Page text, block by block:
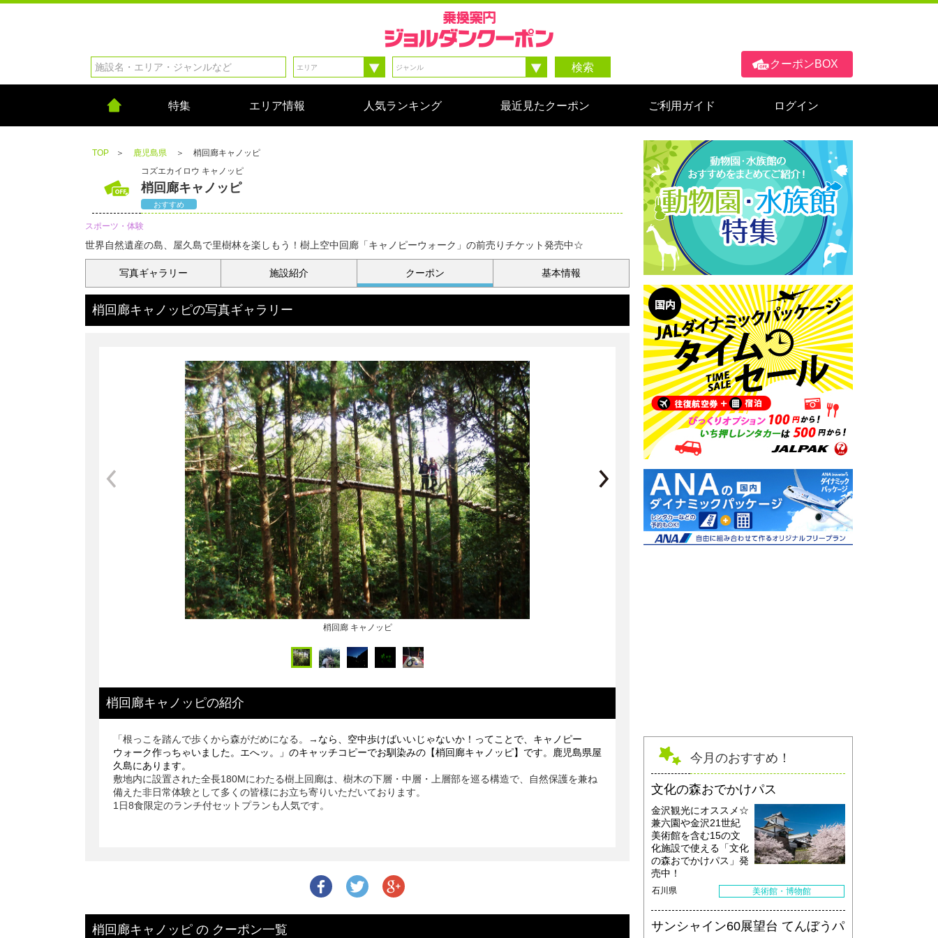
クーポンBOX
検索
特集 エリア情報 人気ランキング 最近見たクーポン ご利用ガイド ログイン
TOP ＞ 鹿児島県 ＞
梢回廊キャノッピ
コズエカイロウ キャノッピ
梢回廊キャノッピ
おすすめ
スポーツ・体験
世界自然遺産の島、屋久島で里樹林を楽しもう！樹上空中回廊「キャノピーウォーク」の前売りチケット発売中☆
写真ギャラリー 施設紹介 クーポン 基本情報
梢回廊キャノッピの写真ギャラリー
梢回廊 キャノッピ
梢回廊キャノッピの紹介
「根っこを踏んで歩くから森がだめになる。→ なら、空中歩けばいいじゃないか！ってことで、キャノピー
ウォーク作っちゃいました。エへッ。」のキャッチコピーでお馴染みの【梢回廊キャノッピ】です。鹿児島県屋
久島にあります。
敷地内に設置された全長180Mにわたる樹上回廊は、樹木の下層・中層・上層部を巡る構造で、自然保護を兼ね
備えた非日常体験として多くの皆様にお立ち寄りいただいております。
1日8食限定のランチ付セットプランも人気です。
梢回廊キャノッピ の クーポン一覧
今月のおすすめ！
文化の森おでかけパス
金沢観光にオススメ☆
兼六園や金沢21世紀
美術館を含む15の文
化施設で使える「文化
の森おでかけパス」発
売中！
石川県 美術館・博物館
サンシャイン60展望台 てんぼうパ